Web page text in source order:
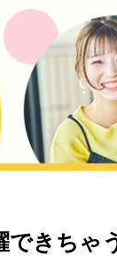
できち